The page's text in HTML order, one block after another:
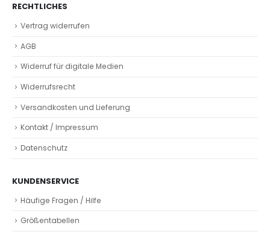
RECHTLICHES
Vertrag widerrufen
AGB
Widerruf für digitale Medien
Widerrufsrecht
Versandkosten und Lieferung
Kontakt / Impressum
Datenschutz
KUNDENSERVICE
Häufige Fragen / Hilfe
Größentabellen